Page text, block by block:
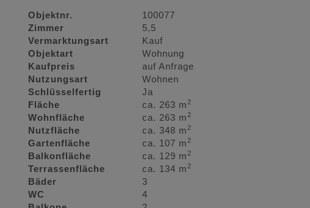
Objektnr.
100077
Zimmer
5,5
Vermarktungsart
Kauf
Objektart
Wohnung
Kaufpreis
auf Anfrage
Nutzungsart
Wohnen
Schlüsselfertig
Ja
Fläche
ca. 263 m2
Wohnfläche ca. 263 m2
Nutzfläche ca. 348 m2
Gartenfläche ca. 107 m2
Balkonfläche ca. 129 m2
Terrassenfläche ca. 134 m2
Bäder
3
WC
4